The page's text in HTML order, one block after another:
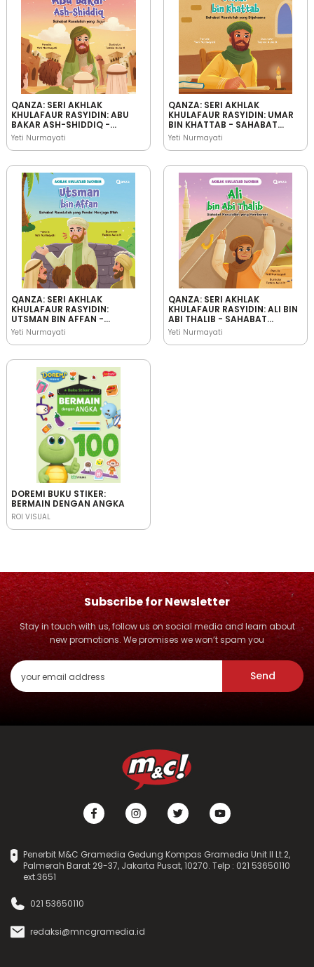
QANZA: SERI AKHLAK
KHULAFAUR RASYIDIN: ABU
BAKAR ASH-SHIDDIQ -
SAHABAT RASULULLAH YANG
JUJUR
Yeti Nurmayati
QANZA: SERI AKHLAK
KHULAFAUR RASYIDIN: UMAR
BIN KHATTAB - SAHABAT
RASULULLAH YANG
BIJAKSANA
Yeti Nurmayati
QANZA: SERI AKHLAK
KHULAFAUR RASYIDIN:
UTSMAN BIN AFFAN -
SAHABAT RASULULLAH YANG
PANDAI MENJAGA IFFAH
Yeti Nurmayati
QANZA: SERI AKHLAK
KHULAFAUR RASYIDIN: ALI BIN
ABI THALIB - SAHABAT
RASULULLAH YANG
PEMBERANI
Yeti Nurmayati
DOREMI BUKU STIKER:
BERMAIN DENGAN ANGKA
ROI VISUAL
Subscribe for Newsletter
Stay in touch with us, follow us on social media and learn about
new promotions. We promises we won’t spam you
Send
Penerbit M&C Gramedia Gedung Kompas Gramedia Unit II Lt.2,
Palmerah Barat 29-37, Jakarta Pusat, 10270. Telp : 021 53650110
ext.3651
021 53650110
redaksi@mncgramedia.id